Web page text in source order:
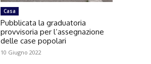
Casa
Pubblicata la graduatoria
provvisoria per l’assegnazione
delle case popolari
10 Giugno 2022